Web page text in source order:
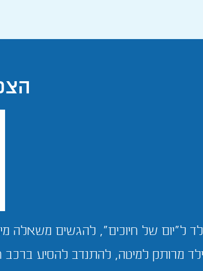
ל"יום של חיוכים", להגשים משאלה
מרותק למיטה, להתנדב להסיע ברכב